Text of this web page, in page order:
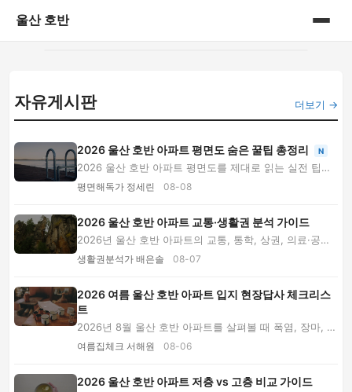
울산 호반
게시판
자유게시판
2026 울산 호반 아파트 평면도 숨은 꿀팁 총정리 N
2026 울산 호반 아파트 평면도를 제대로 읽는 실전 팁을
소개합니다. 가구 배치, 수납 효율, 환기·소음,...
평면해독가 정세린 08-08
2026 울산 호반 아파트 교통·생활권 분석 가이드
2026년 울산 호반 아파트의 교통, 통학, 상권, 의료·공원
생활권을 전문가 Q&A로 분석합니다. 모델하우...
생활권분석가 배은솔 08-07
2026 여름 울산 호반 아파트 입지 현장답사 체크리스
트
2026년 8월 울산 호반 아파트를 살펴볼 때 폭염, 장마, 생
활소음, 보행 그늘, 모델하우스 냉방·환기 조...
여름집체크 서해원 08-06
2026 울산 호반 아파트 저층 vs 고층 비교 가이드
더보기 →